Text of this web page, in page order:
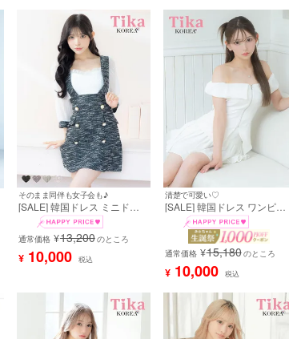
そのまま同伴も女子会も♪
[SALE] 韓国ドレス ミニドレ
ス サロペット ガーリー ツイ
ード シフォン 袖あり 七分袖
Aライン ワンピース キャバド
レス (緩苺着用) [tk-mdkj-
058d]
通常価格 ¥13,200のところ
¥ 10,000 税込
清楚で可愛い♡
[SALE] 韓国ドレス ワンピー
ス セットアップ ミニドレス
シンプル オフショルダー 大人
上品 ジップ プリーツ 胸元カ
バー 同伴 Aライン キャバドレ
ス (黒崎みさ着用) [tk-mdsk76]
通常価格 ¥15,180のところ
¥ 10,000 税込